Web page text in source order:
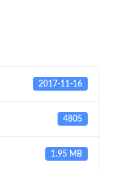
2017-11-16
4805
1.95 MB